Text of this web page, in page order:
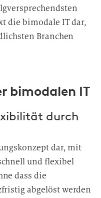
die bimodale IT dar,
Branchen
bimodalen IT
durch
dar, mit
und flexibel
dass die
abgelöst werden